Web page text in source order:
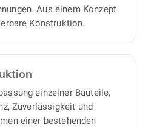
Aus einem Konzept
Konstruktion.
einzelner Bauteile,
Zuverlässigkeit und
einer bestehenden